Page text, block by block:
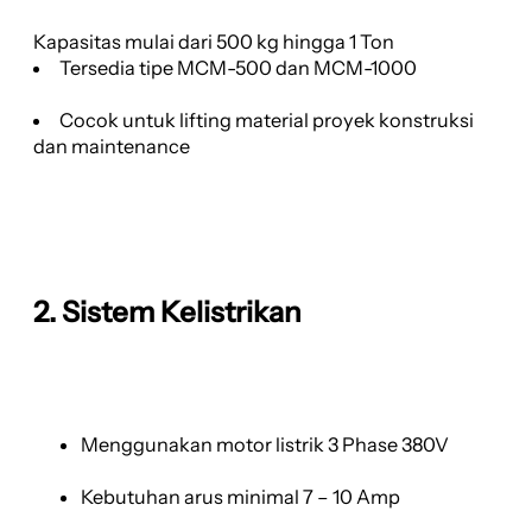
Kapasitas mulai dari 500 kg hingga 1 Ton
Tersedia tipe MCM-500 dan MCM-1000
Cocok untuk lifting material proyek konstruksi
dan maintenance
2. Sistem Kelistrikan
Menggunakan motor listrik 3 Phase 380V
Kebutuhan arus minimal 7 – 10 Amp